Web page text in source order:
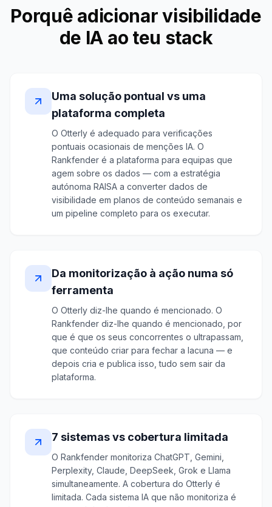
Porquê adicionar visibilidade
de IA ao teu stack
Uma solução pontual vs uma
plataforma completa
O Otterly é adequado para verificações
pontuais ocasionais de menções IA. O
Rankfender é a plataforma para equipas que
agem sobre os dados — com a estratégia
autónoma RAISA a converter dados de
visibilidade em planos de conteúdo semanais e
um pipeline completo para os executar.
Da monitorização à ação numa só
ferramenta
O Otterly diz-lhe quando é mencionado. O
Rankfender diz-lhe quando é mencionado, por
que é que os seus concorrentes o ultrapassam,
que conteúdo criar para fechar a lacuna — e
depois cria e publica isso, tudo sem sair da
plataforma.
7 sistemas vs cobertura limitada
O Rankfender monitoriza ChatGPT, Gemini,
Perplexity, Claude, DeepSeek, Grok e Llama
simultaneamente. A cobertura do Otterly é
limitada. Cada sistema IA que não monitoriza é